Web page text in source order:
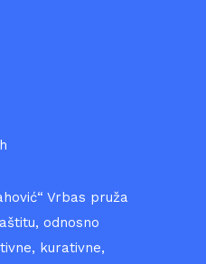
Vrbas pruža
odnosno
kurativne,